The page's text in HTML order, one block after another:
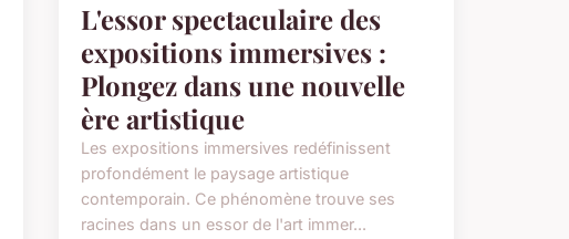
L'essor spectaculaire des
expositions immersives :
Plongez dans une nouvelle
ère artistique
Les expositions immersives redéfinissent
profondément le paysage artistique
contemporain. Ce phénomène trouve ses
racines dans un essor de l'art immer...